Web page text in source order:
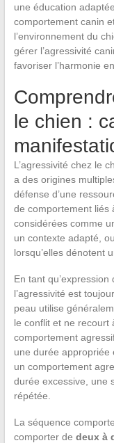
une éducation
comportement canin
l’environnement du
gérer l’agressivité
favoriser l’harmonie
le chien :
L’agressivité chez le
a des origines
défense d’une
de comportement liés
considérées comme
un contexte adapté,
lorsqu’elles dénotent
En tant qu’expression
l’agressivité est
peau utilise
le conflit et ne recourt
comportement
une durée appropriée
un comportement
durée excessive, une
répétée.
La séquence
comporter de deux à